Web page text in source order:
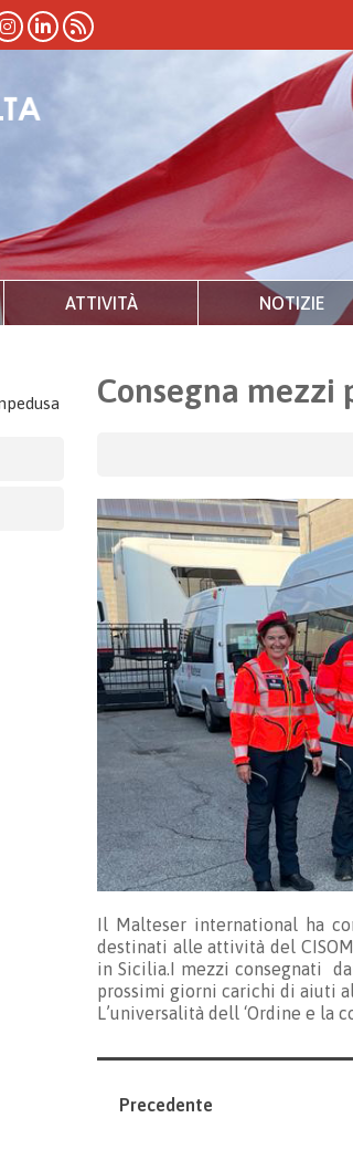
ATTIVITÀ NOTIZIE
Consegna
Il Malteser international ha
destinati alle attività del
in Sicilia.I mezzi consegnati
prossimi giorni carichi di aiuti
L’universalità dell ‘Ordine e la
Precedente